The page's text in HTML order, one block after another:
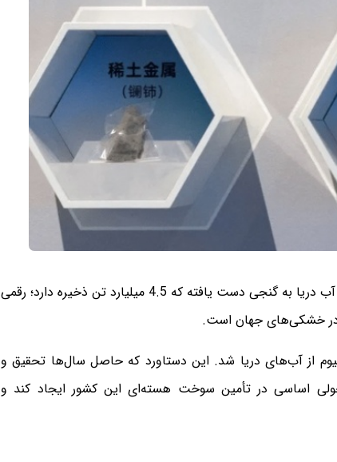
چین با شکستن قفل فناوری استخراج اورانیوم از آب دریا به گنجی دست یافته که 4.5 میلیارد تن ذخیره دارد؛ رقمی
در خشکی‌های جهان است.
از آب‌های دریا شد. این دستاورد که حاصل سال‌ها تحقیق و
اساسی در تأمین سوخت هسته‌ای این کشور ایجاد کند و